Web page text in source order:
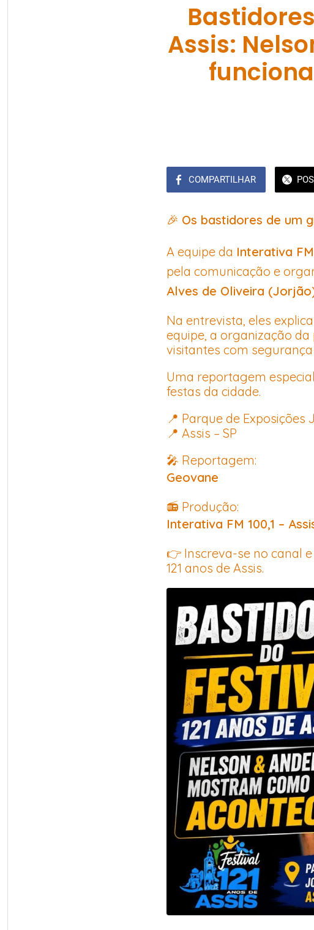
Assis:
COMPARTILHAR
🎉 Os bastidores de um
A equipe da Interativa
pela comunicação e
Alves de Oliveira
Na entrevista, eles
equipe, a organização
visitantes com
Uma reportagem
festas da cidade.
📍 Parque de
📍 Assis – SP
🎤 Reportagem:
Geovane
📻 Produção:
Interativa FM 100,1 –
👉 Inscreva-se no canal
121 anos de Assis.